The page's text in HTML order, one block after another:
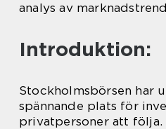
analys av
Introduktion:
Stockholmsbörsen har
spännande plats för
privatpersoner att följa.